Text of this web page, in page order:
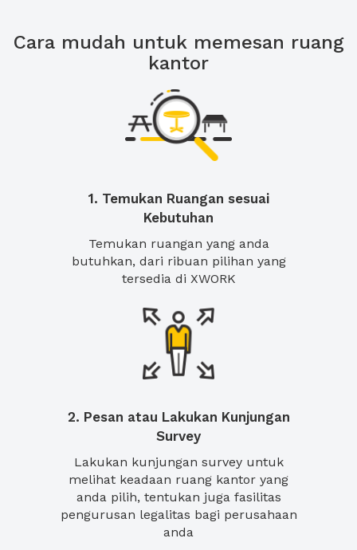
Cara mudah untuk memesan ruang
kantor
1. Temukan Ruangan sesuai
Kebutuhan
Temukan ruangan yang anda
butuhkan, dari ribuan pilihan yang
tersedia di XWORK
2. Pesan atau Lakukan Kunjungan
Survey
Lakukan kunjungan survey untuk
melihat keadaan ruang kantor yang
anda pilih, tentukan juga fasilitas
pengurusan legalitas bagi perusahaan
anda